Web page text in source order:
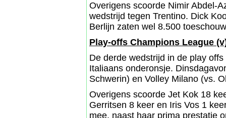
Overigens scoorde Nimir Abdel-
wedstrijd tegen Trentino. Dick
Berlijn zaten wel 8.500
Play-offs Champions League
De derde wedstrijd in de play
Italiaans onderonsje.
Schwerin) en Volley Milano (vs.
Overigens scoorde Jet Kok 18
Gerritsen 8 keer en Iris Vos 1
mee, naast haar prima prestatie